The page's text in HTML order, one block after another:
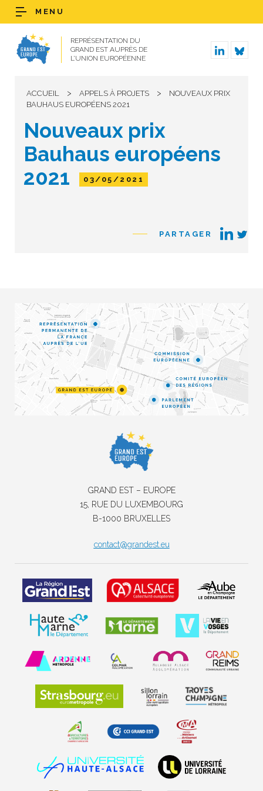
REPRÉSENTATION DU
GRAND EST AUPRÈS DE
L’UNION EUROPÉENNE
MENU
ACCUEIL > APPELS À PROJETS >
NOUVEAUX PRIX
BAUHAUS EUROPÉENS 2021
Nouveaux prix
Bauhaus européens
2021
03/05/2021
PARTAGER
GRAND EST – EUROPE
15, RUE DU LUXEMBOURG
B-1000 BRUXELLES
contact@grandest.eu